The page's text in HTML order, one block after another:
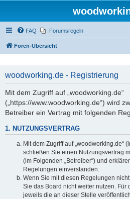
FAQ Forumsregeln
Foren-Übersicht
woodworking.de - Registrierung
Mit dem Zugriff auf „woodworking.de“
(„https://www.woodworking.de“) wird
Betreiber ein Vertrag mit folgenden
1. NUTZUNGSVERTRAG
Mit dem Zugriff auf „woodworking.de“
schließen Sie einen Nutzungsvertrag
(im Folgenden „Betreiber“) und
Regelungen einverstanden.
Wenn Sie mit diesen Regelungen
Sie das Board nicht weiter nutzen. Für
jeweils die an dieser Stelle